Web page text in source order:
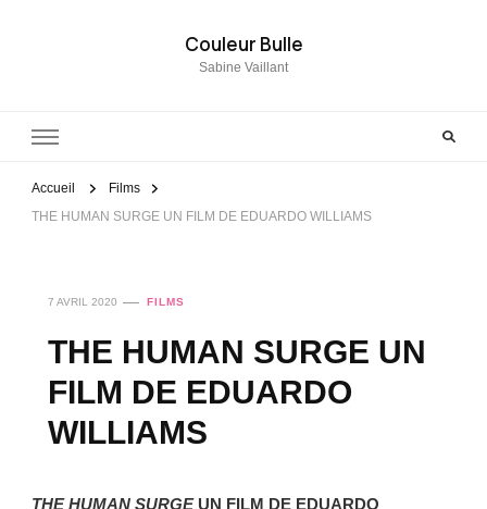
Couleur Bulle
Sabine Vaillant
Accueil
Films
THE HUMAN SURGE UN FILM DE EDUARDO WILLIAMS
7 AVRIL 2020 FILMS
THE HUMAN SURGE UN
FILM DE EDUARDO
WILLIAMS
THE HUMAN SURGE UN FILM DE EDUARDO